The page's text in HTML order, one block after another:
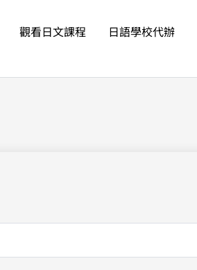
觀看日文課程 日語學校代辦